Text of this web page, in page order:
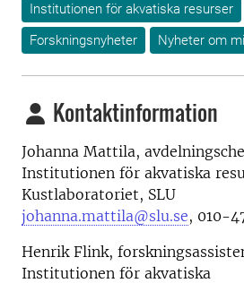
Institutionen för akvatiska resurser
Forskningsnyheter
Nyheter om
Kontaktinformation
Johanna Mattila,
Institutionen för akvatiska
Kustlaboratoriet, SLU
johanna.mattila@slu.se, 010-
Henrik Flink, f
Institutionen för akvatiska